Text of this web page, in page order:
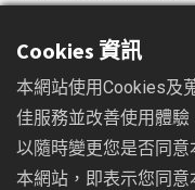
格要求：
年滿 23 歲。
具有中華民國國
在地方法院管轄
Cookies 資訊
本網站使用Cookies及
佳服務並改善使用體
以隨時變更您是否同
本網站，即表示您同意